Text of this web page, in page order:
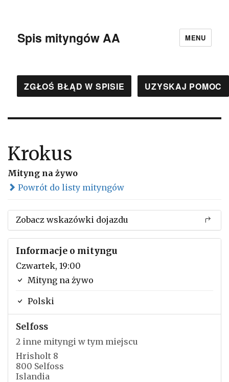
Spis mityngów AA MENU
ZGŁOŚ BŁĄD W SPISIE UZYSKAJ POMOC
Krokus
Mityng na żywo
Powrót do listy mityngów
Zobacz wskazówki dojazdu
Informacje o mityngu
Czwartek, 19:00
Mityng na żywo
Polski
Selfoss
2 inne mityngi w tym miejscu
Hrisholt 8
800 Selfoss
Islandia